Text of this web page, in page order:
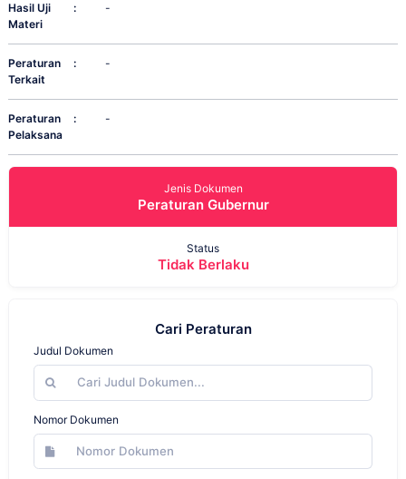
Hasil Uji
Materi
: -
Peraturan
Terkait
: -
Peraturan
Pelaksana
: -
Jenis Dokumen
Peraturan Gubernur
Status
Tidak Berlaku
Cari Peraturan
Judul Dokumen
Nomor Dokumen